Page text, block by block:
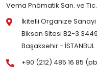
Vema Pnömatik San. ve Tic.
İkitelli Organize
Biksan Sitesi B2-3
Başaksehir - İSTANBUL
+90 (212) 485 16 85